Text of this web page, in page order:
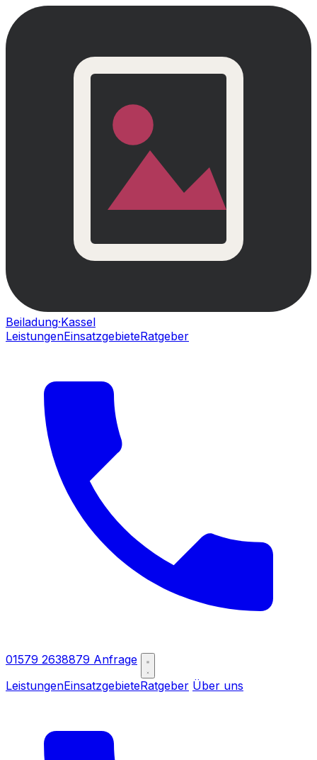
Beiladung·Kassel
LeistungenEinsatzgebieteRatgeber
01579 2638879 Anfrage
LeistungenEinsatzgebieteRatgeber Über uns